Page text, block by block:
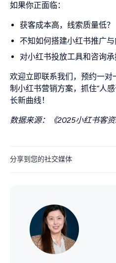
如果你正面临：
获客成本高，线索质量低？
不知如何搭建小红书推广与
对小红书投放工具和咨询承
欢迎立即联系我们，预约一对
制小红书营销方案，抓住“人
长新曲线！
数据来源：《2025小红书客资
分享到您的社交媒体